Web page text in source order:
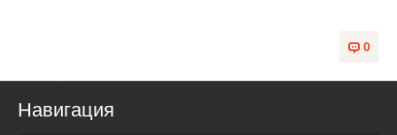
0
Навигация